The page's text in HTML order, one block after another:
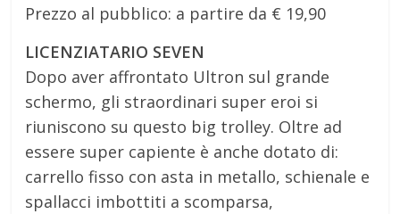
Prezzo al pubblico: a partire da € 19,90
LICENZIATARIO SEVEN
Dopo aver affrontato Ultron sul grande
schermo, gli straordinari super eroi si
riuniscono su questo big trolley. Oltre ad
essere super capiente è anche dotato di:
carrello fisso con asta in metallo, schienale e
spallacci imbottiti a scomparsa,